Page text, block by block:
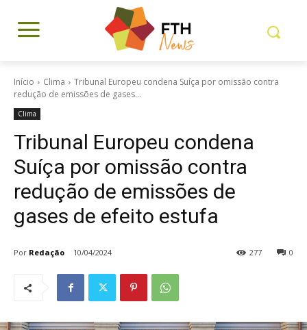
Início Clima
Tribunal Europeu condena Suíça por omissão contra
redução de emissões de gases...
Clima
Tribunal Europeu condena
Suíça por omissão contra
redução de emissões de
gases de efeito estufa
Por Redação 10/04/2024 0
277